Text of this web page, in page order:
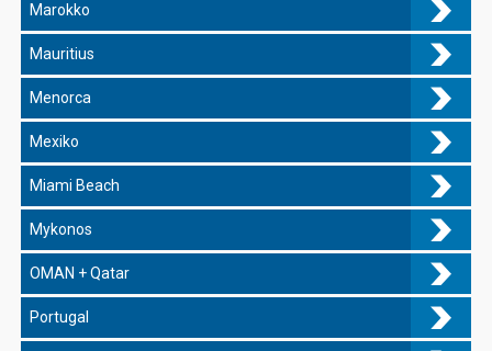
Marokko
Mauritius
Menorca
Mexiko
Miami Beach
Mykonos
OMAN + Qatar
Portugal